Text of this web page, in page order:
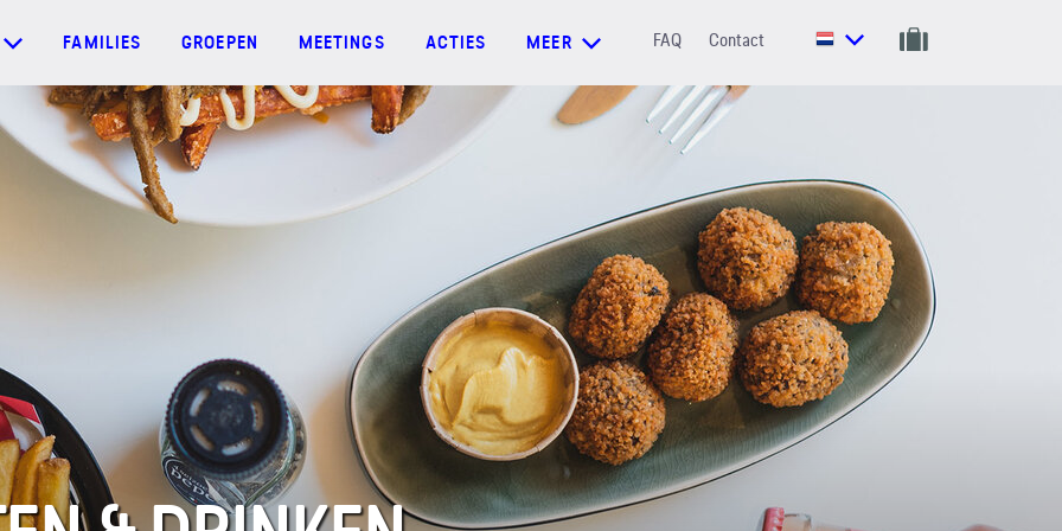
FAMILIES GROEPEN MEETINGS ACTIES MEER FAQ Contact